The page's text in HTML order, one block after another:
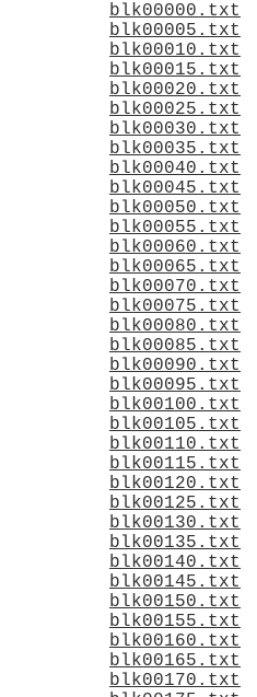
blk00000.txt
blk00005.txt
blk00010.txt
blk00015.txt
blk00020.txt
blk00025.txt
blk00030.txt
blk00035.txt
blk00040.txt
blk00045.txt
blk00050.txt
blk00055.txt
blk00060.txt
blk00065.txt
blk00070.txt
blk00075.txt
blk00080.txt
blk00085.txt
blk00090.txt
blk00095.txt
blk00100.txt
blk00105.txt
blk00110.txt
blk00115.txt
blk00120.txt
blk00125.txt
blk00130.txt
blk00135.txt
blk00140.txt
blk00145.txt
blk00150.txt
blk00155.txt
blk00160.txt
blk00165.txt
blk00170.txt